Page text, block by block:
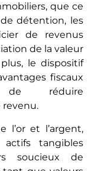
quе cе
détеntion, les
de revenus
de la valeur
le dispositif
fiscaux
dе réduire
revenu.
l’or et l’argent,
tangibles
soucieux de